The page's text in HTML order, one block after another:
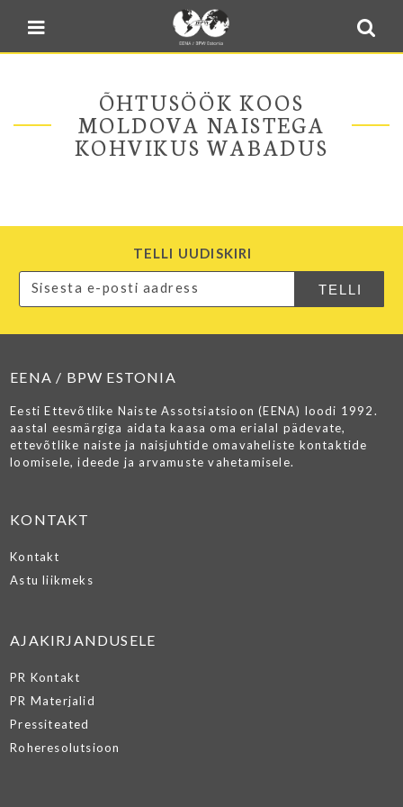
Sulge menüü
Blogi
E-pood
Kontakt
Minu BPW
ÕHTUSÖÖK KOOS
MOLDOVA NAISTEGA
KOHVIKUS WABADUS
TELLI UUDISKIRI
EENA / BPW ESTONIA
Eesti Ettevõtlike Naiste Assotsiatsioon (EENA) loodi 1992.
aastal eesmärgiga aidata kaasa oma erialal pädevate,
ettevõtlike naiste ja naisjuhtide omavaheliste kontaktide
loomisele, ideede ja arvamuste vahetamisele.
KONTAKT
Kontakt
Astu liikmeks
AJAKIRJANDUSELE
PR Kontakt
PR Materjalid
Pressiteated
Roheresolutsioon